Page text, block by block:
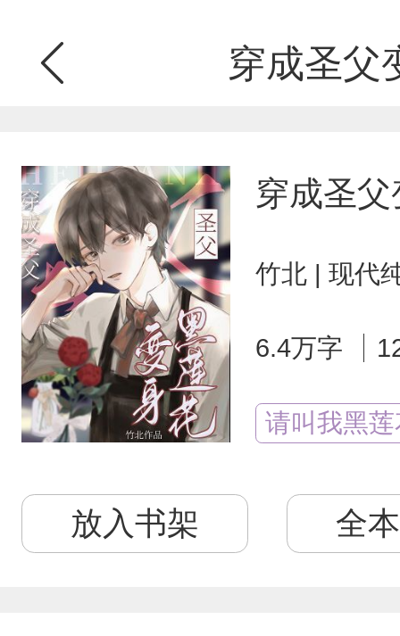
穿成圣父
穿成圣
竹北 | 现代
6.4万字
请叫我黑莲
放入书架 全